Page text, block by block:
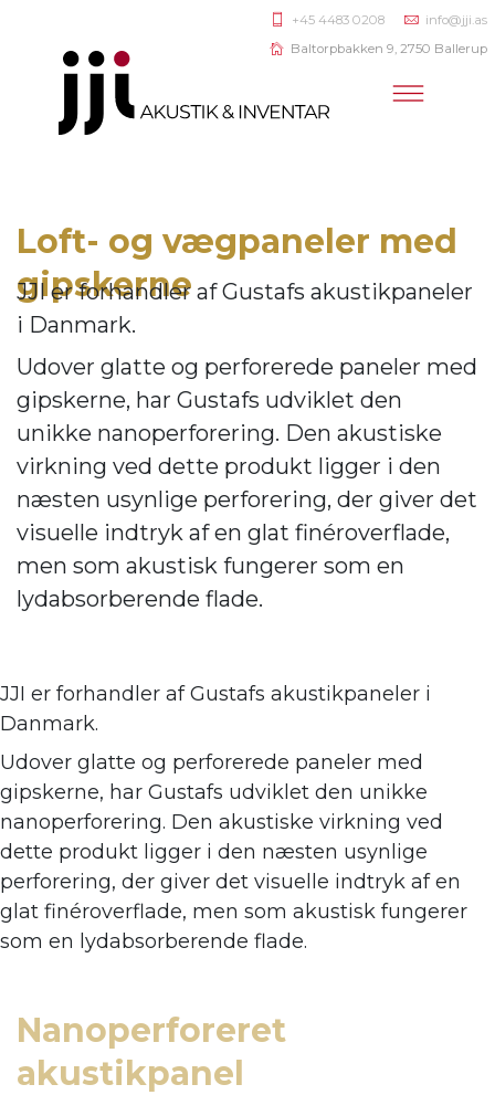
+45 4483 0208
info@jji.as
Baltorpbakken 9, 2750 Ballerup
Loft- og vægpaneler med
gipskerne
JJI er forhandler afGustafs akustikpaneler
i Danmark.
Udover glatte og perforerede paneler med
gipskerne, har Gustafs udviklet den
unikke nanoperforering. Den akustiske
virkning ved dette produkt ligger i den
næsten usynlige perforering, der giver det
visuelle indtryk af en glat finéroverflade,
men som akustisk fungerer som en
lydabsorberende flade.
JJI er forhandler afGustafs akustikpaneler i
Danmark.
Udover glatte og perforerede paneler med
gipskerne, har Gustafs udviklet den unikke
nanoperforering. Den akustiske virkning ved
dette produkt ligger i den næsten usynlige
perforering, der giver det visuelle indtryk af en
glat finéroverflade, men som akustisk fungerer
som en lydabsorberende flade.
Nanoperforeret
akustikpanel